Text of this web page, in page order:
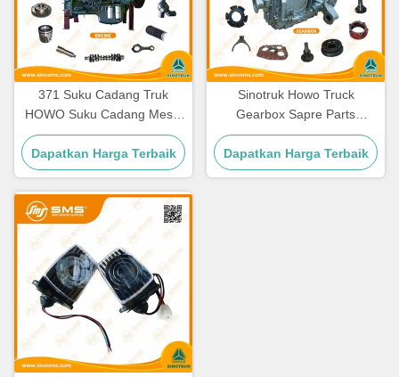
371 Suku Cadang Truk
HOWO Suku Cadang Mesin
Wd615 336 Suku Cadang
Mesin
Dapatkan Harga Terbaik
Sinotruk Howo Truck
Gearbox Sapre Parts
HW19710 HW19710T
HW19712
Dapatkan Harga Terbaik